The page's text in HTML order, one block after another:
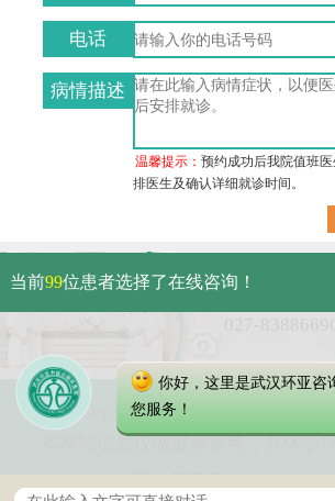
电话
病情描述
温馨提示：预约成功后我院值班
排医生及确认详细就诊时间。
武汉市硚口
Copyright 2023 武汉环亚中医
本网站信息仅做健康参考，具体诊
当前99位患者选择了在线咨询！
你好，这里是武汉环亚咨
您服务！